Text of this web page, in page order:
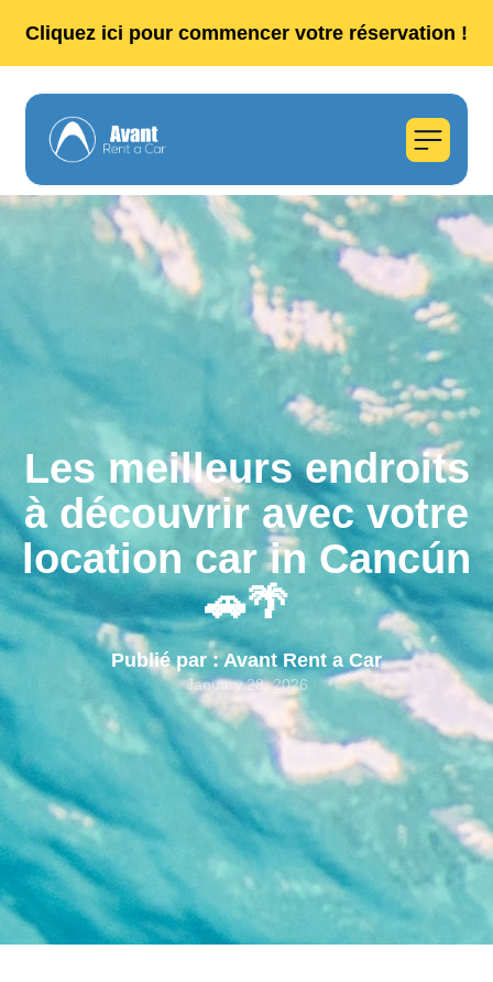
Cliquez ici pour commencer votre réservation !
Les meilleurs endroits
à découvrir avec votre
location car in Cancún
🚗🌴
Publié par : Avant Rent a Car
January 28, 2026